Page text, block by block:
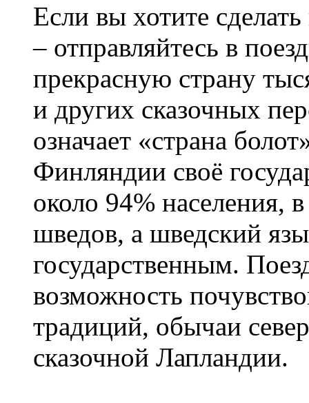
Если вы хотите
– отправляйтесь в
прекрасную страну
и других сказочных
означает «страна
Финляндии своё
около 94% населения,
шведов, а шведский
государственным.
возможность
традиций, обычаи
сказочной Лапландии.